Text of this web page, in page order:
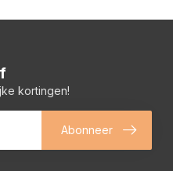
kortingen!
Abonneer